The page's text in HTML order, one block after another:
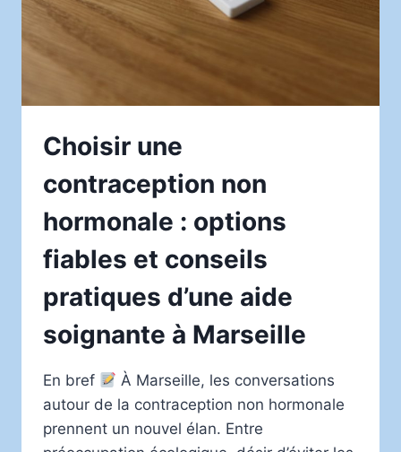
LES
JEUNES
PARENTS
Choisir une
contraception non
hormonale : options
fiables et conseils
pratiques d’une aide
soignante à Marseille
En bref
À Marseille, les conversations
autour de la contraception non hormonale
prennent un nouvel élan. Entre